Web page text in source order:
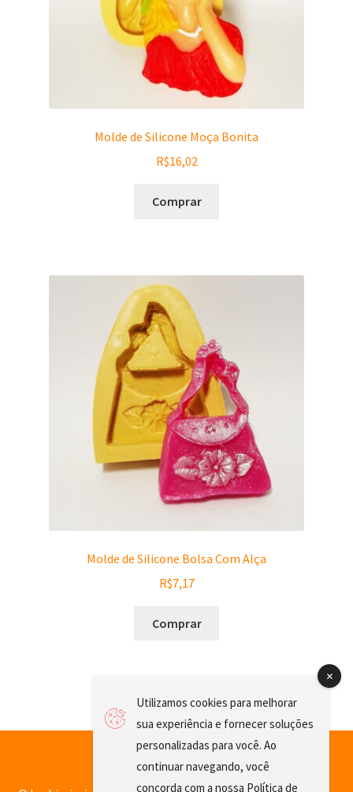
Molde de Silicone Moça Bonita
R$16,02
Comprar
Molde de Silicone Bolsa Com Alça
R$7,17
Comprar
Utilizamos cookies para melhorar
sua experiência e fornecer soluções
personalizadas para você. Ao
continuar navegando, você
concorda com a nossa Política de